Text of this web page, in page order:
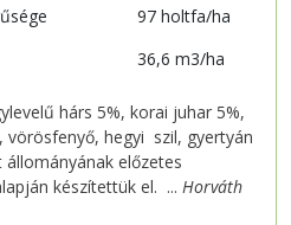
97 holtfa/ha
36,6 m3/ha
hárs 5%, korai juhar 5%,
vörösfenyő, hegyi szil, gyertyán
állományának előzetes
készítettük el. ... Horváth